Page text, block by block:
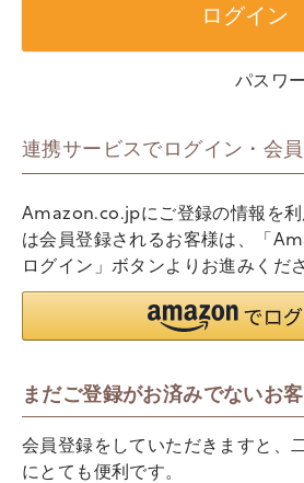
ログイン
パスワ
連携サービスでログイン・会
Amazon.co.jpにご登録の情報を利
は会員登録されるお客様は、「
ログイン」ボタンよりお進みくだ
まだご登録がお済みでないお
会員登録をしていただきますと、
にとても便利です。